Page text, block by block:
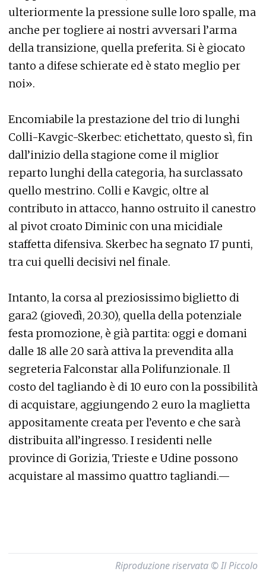
ulteriormente la pressione sulle loro spalle, ma
anche per togliere ai nostri avversari l’arma
della transizione, quella preferita. Si è giocato
tanto a difese schierate ed è stato meglio per
noi».
Encomiabile la prestazione del trio di lunghi
Colli-Kavgic-Skerbec: etichettato, questo sì, fin
dall’inizio della stagione come il miglior
reparto lunghi della categoria, ha surclassato
quello mestrino. Colli e Kavgic, oltre al
contributo in attacco, hanno ostruito il canestro
al pivot croato Diminic con una micidiale
staffetta difensiva. Skerbec ha segnato 17 punti,
tra cui quelli decisivi nel finale.
Intanto, la corsa al preziosissimo biglietto di
gara2 (giovedì, 20.30), quella della potenziale
festa promozione, è già partita: oggi e domani
dalle 18 alle 20 sarà attiva la prevendita alla
segreteria Falconstar alla Polifunzionale. Il
costo del tagliando è di 10 euro con la possibilità
di acquistare, aggiungendo 2 euro la maglietta
appositamente creata per l’evento e che sarà
distribuita all’ingresso. I residenti nelle
province di Gorizia, Trieste e Udine possono
acquistare al massimo quattro tagliandi.—
Riproduzione riservata © Il Piccolo